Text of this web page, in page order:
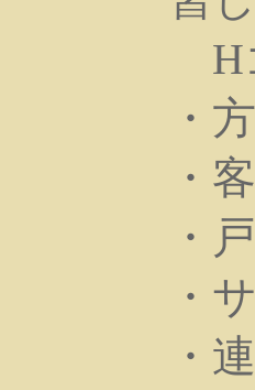
H
・
・
・
・
・